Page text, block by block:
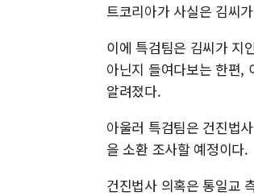
트코리아가 사실은 김씨
이에 특검팀은 김씨가 지
아닌지 들여다보는 한편,
알려졌다.
아울러 특검팀은 건진법
을 소환 조사할 예정이다.
건진법사 의혹은 통일교